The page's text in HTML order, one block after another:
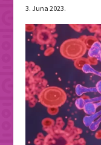
3. Juna 2023.